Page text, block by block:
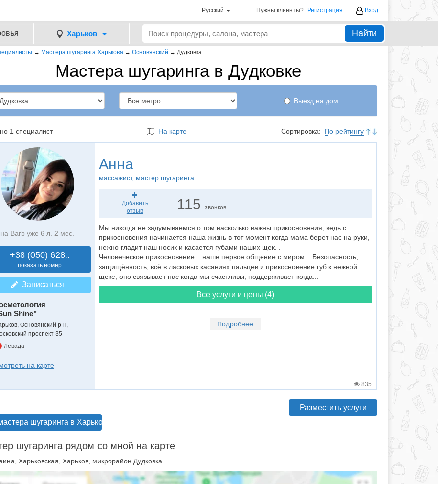
Русский Нужны клиенты? Регистрация Вход
Харьков Найти
→ Мастера шугаринга Харькова → Основянский → Дудковка
Мастера шугаринга в Дудковке
Выезд на дом
1 специалист На карте Сортировка: По рейтингу
на Barb уже 6 л. 2 мес.
+38 (050) 628..
показать номер
Записаться
Shine"
Основянский р-н,
проспект 35
Левада
на карте
Анна
массажист, мастер шугаринга
Добавить
отзыв
115звонков
Мы никогда не задумываемся о том насколько важны прикосновения, ведь с
прикосновения начинается наша жизнь в тот момент когда мама берет нас на руки,
нежно гладит наш носик и касается губами наших щек. .
Человеческое прикосновение. . наше первое общение с миром. . Безопасность,
защищённость, всё в ласковых касаниях пальцев и прикосновение губ к нежной
щеке, оно связывает нас когда мы счастливы, поддерживает когда...
Все услуги и цены (4)
Подробнее
835
шугаринга в Харькове
Разместить услуги
шугаринга рядом со мной на карте
Харьковская, Харьков, микрорайон Дудковка